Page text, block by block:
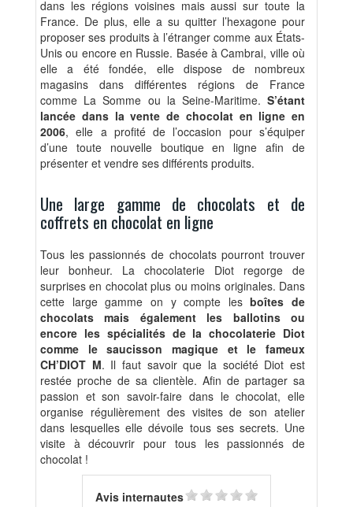
dans les régions voisines mais aussi sur toute la
France. De plus, elle a su quitter l’hexagone pour
proposer ses produits à l’étranger comme aux États-
Unis ou encore en Russie. Basée à Cambrai, ville où
elle a été fondée, elle dispose de nombreux
magasins dans différentes régions de France
comme La Somme ou la Seine-Maritime. S’étant
lancée dans la vente de chocolat en ligne en
2006, elle a profité de l’occasion pour s’équiper
d’une toute nouvelle boutiqueen ligne afin de
présenter et vendre ses différents produits.
Une large gamme de chocolats et de
coffrets en chocolat en ligne
Tous les passionnés de chocolats pourront trouver
leur bonheur. La chocolaterie Diot regorge de
surprises en chocolat plus ou moins originales. Dans
cette large gamme on y compte lesboîtes de
chocolats mais également les ballotins ou
encore les spécialités de la chocolaterie Diot
comme le saucisson magique et le fameux
CH’DIOT M. Il faut savoir que la société Diot est
restée proche de sa clientèle. Afin de partager sa
passion et son savoir-faire dans le chocolat, elle
organise régulièrement des visites de son atelier
dans lesquelles elle dévoile tous ses secrets. Une
visite à découvrir pour tous les passionnés de
chocolat !
Avis internautes